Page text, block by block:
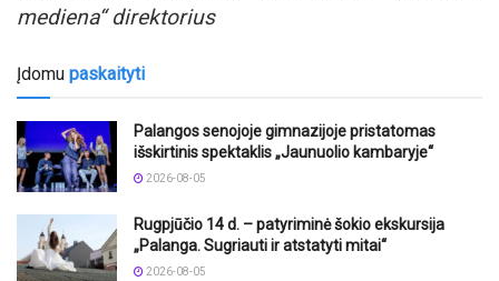
mediena“ direktorius
Įdomu paskaityti
Palangos senojoje gimnazijoje pristatomas
išskirtinis spektaklis „Jaunuolio kambaryje“
2026-08-05
Rugpjūčio 14 d. – patyriminė šokio ekskursija
„Palanga. Sugriauti ir atstatyti mitai“
2026-08-05